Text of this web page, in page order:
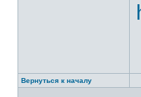
Вернуться к началу